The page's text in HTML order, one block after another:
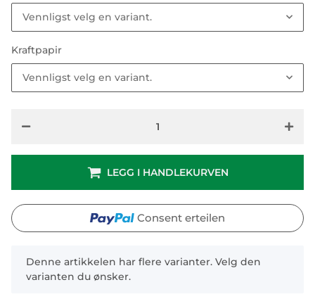
Vennligst velg en variant.
Kraftpapir
Vennligst velg en variant.
LEGG I HANDLEKURVEN
Consent erteilen
x
Denne artikkelen har flere varianter. Velg den
varianten du ønsker.